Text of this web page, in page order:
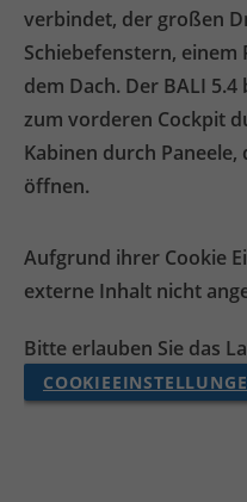
verbindet, der großen
Schiebefenstern, einem
dem Dach. Der BALI
zum vorderen Cockpit
Kabinen durch
öffnen.
Aufgrund ihrer Cookie
externe Inhalt nicht
Bitte erlauben Sie das